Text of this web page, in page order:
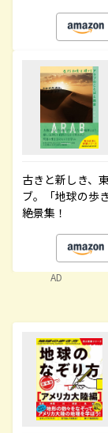
古きと新しき、
ブ。「地球の歩
絶景集！
AD